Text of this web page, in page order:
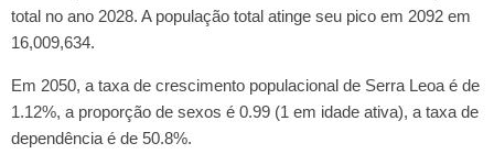
total no ano 2028. A população total atinge seu pico em 2092 em
16,009,634.
Em 2050, a taxa de crescimento populacional de Serra Leoa é de
1.12%, a proporção de sexos é 0.99 (1 em idade ativa), a taxa de
dependência é de 50.8%.